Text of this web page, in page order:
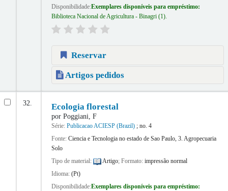
Disponibilidade:Exemplares disponíveis para empréstimo:
Biblioteca Nacional de Agricultura - Binagri(1).
Reservar
Artigos pedidos
32. Ecologia florestal
por Poggiani, F
Série: Publicacao ACIESP (Brazil); no. 4
Fonte: Ciencia e Tecnologia no estado de Sao Paulo, 3. Agropecuaria
Solo
Tipo de material:
Artigo; Formato: impressão normal
Idioma: (Pt)
Disponibilidade:Exemplares disponíveis para empréstimo: